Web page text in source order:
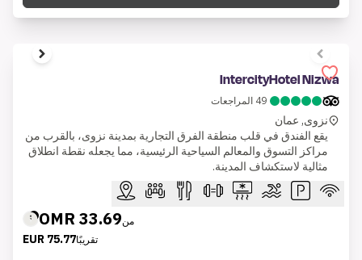
1 of 8
IntercityHotel Nizwa
49 المراجعات
نزوى, عمان
يقع الفندق في قلب منطقة الفرق التجارية بمدينة نزوى، بالقرب من
مراكز التسوق والمعالم السياحية الرئيسية، مما يجعله نقطة انطلاق
مثالية لاستكشاف المدينة.
من33.69 OMR
تقريبًا75.77 EUR